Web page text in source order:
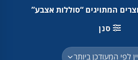
המתויגים “סוללות אצבע”
סנן